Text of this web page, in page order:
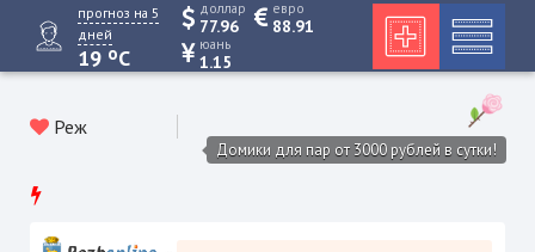
прогноз на 5
дней
19 oC
доллар
77.96
евро
88.91
юань
1.15
Реж
Домики для пар от 3000 рублей в сутки!